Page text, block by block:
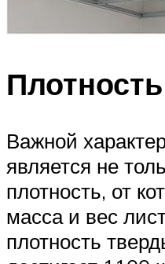
Важной
является не
плотность, от
масса и вес
плотность